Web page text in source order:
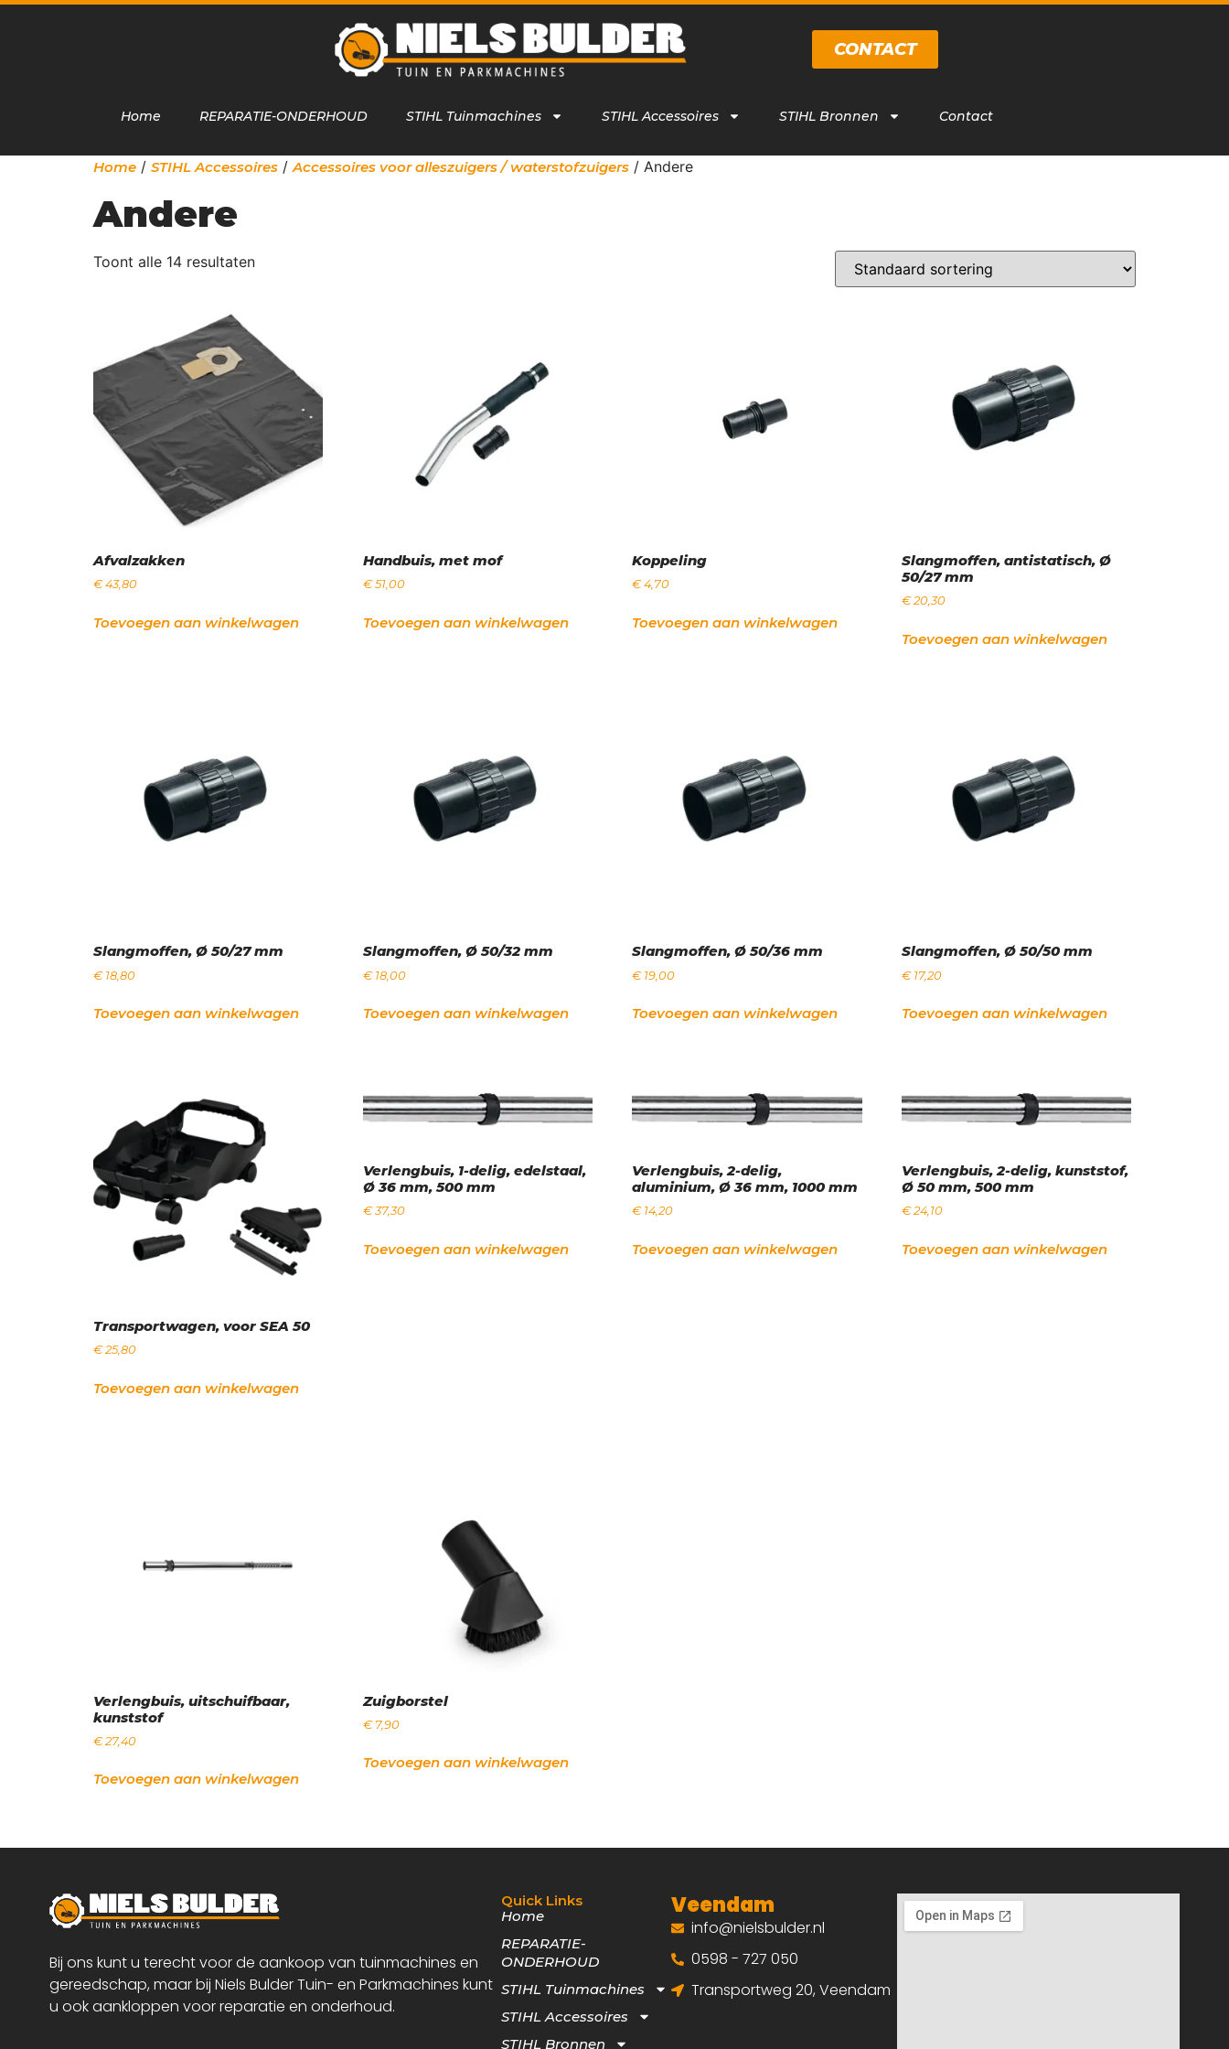
CONTACT
Home REPARATIE-ONDERHOUD STIHL Tuinmachines STIHL Accessoires STIHL Bronnen Contact
Home / STIHL Accessoires / Accessoires voor alleszuigers / waterstofzuigers / Andere
Andere
Toont alle 14 resultaten
Afvalzakken
€43,80
Toevoegen aan winkelwagen
Handbuis, met mof
€51,00
Toevoegen aan winkelwagen
Koppeling
€4,70
Toevoegen aan winkelwagen
Slangmoffen, antistatisch, Ø
50/27 mm
€20,30
Toevoegen aan winkelwagen
Slangmoffen, Ø 50/27 mm
€18,80
Toevoegen aan winkelwagen
Slangmoffen, Ø 50/32 mm
€18,00
Toevoegen aan winkelwagen
Slangmoffen, Ø 50/36 mm
€19,00
Toevoegen aan winkelwagen
Slangmoffen, Ø 50/50 mm
€17,20
Toevoegen aan winkelwagen
Transportwagen, voor SEA 50
€25,80
Toevoegen aan winkelwagen
Verlengbuis, 1-delig, edelstaal,
Ø 36 mm, 500 mm
€37,30
Toevoegen aan winkelwagen
Verlengbuis, 2-delig,
aluminium, Ø 36 mm, 1000 mm
€14,20
Toevoegen aan winkelwagen
Verlengbuis, 2-delig, kunststof,
Ø 50 mm, 500 mm
€24,10
Toevoegen aan winkelwagen
Verlengbuis, uitschuifbaar,
kunststof
€27,40
Toevoegen aan winkelwagen
Zuigborstel
€7,90
Toevoegen aan winkelwagen
Bij ons kunt u terecht voor de aankoop van tuinmachines en
gereedschap, maar bij Niels Bulder Tuin- en Parkmachines kunt
u ook aankloppen voor reparatie en onderhoud.
Quick Links
Home
REPARATIE-
ONDERHOUD
STIHL Tuinmachines
STIHL Accessoires
STIHL Bronnen
Veendam
info@nielsbulder.nl
0598 - 727 050
Transportweg 20, Veendam